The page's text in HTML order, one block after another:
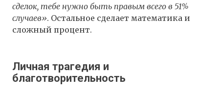
сделок, тебе нужно быть правым всего в 51%
случаев». Остальное сделает математика и
сложный процент.
Личная трагедия и
благотворительность